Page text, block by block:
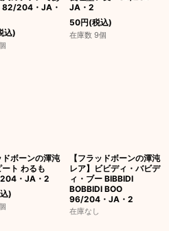
204・JA・
込)
JA・2
50円(税込)
在庫数 9個
ドボーンの渾沌
ト わるも
・JA・2
)
【フラッドボーンの渾沌
レア】ビビディ・バビデ
ィ・ブー BIBBIDI
BOBBIDI BOO
96/204・JA・2
在庫なし